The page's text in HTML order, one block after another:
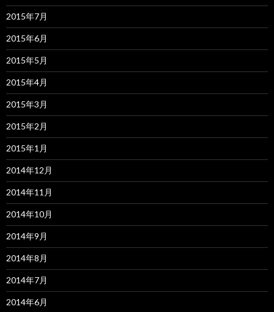
2015年7月
2015年6月
2015年5月
2015年4月
2015年3月
2015年2月
2015年1月
2014年12月
2014年11月
2014年10月
2014年9月
2014年8月
2014年7月
2014年6月